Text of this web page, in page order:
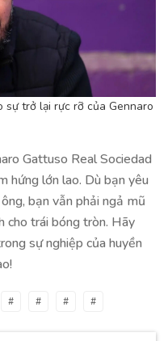
sự trở lại rực rỡ của Gennaro
Gattuso Real Sociedad
hứng lớn lao. Dù bạn yêu
bạn vẫn phải ngả mũ
cho trái bóng tròn. Hãy
sự nghiệp của huyền
# # # #